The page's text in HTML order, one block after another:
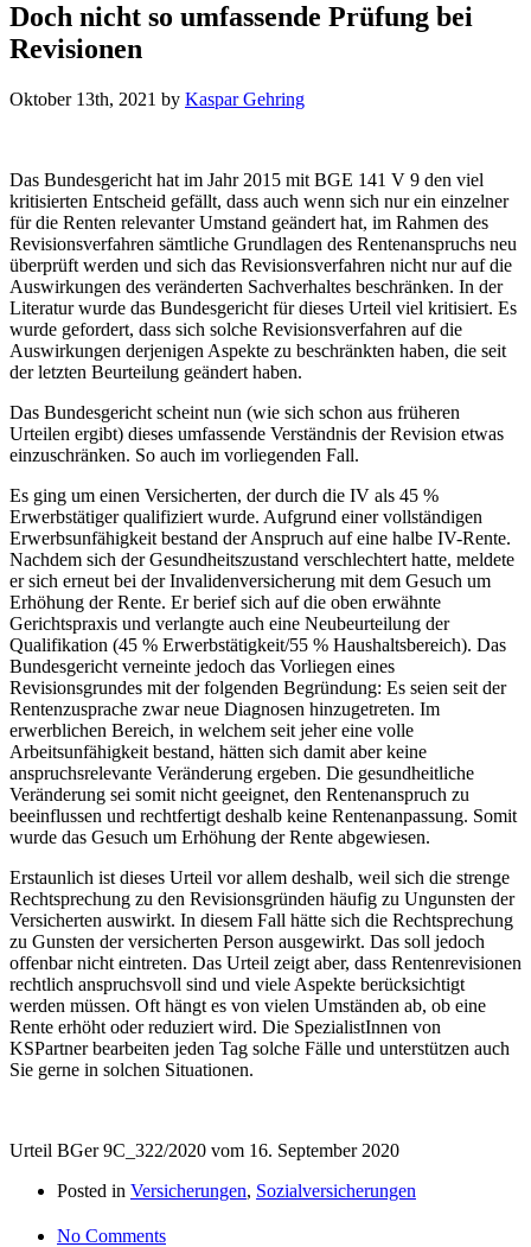
Doch nicht so umfassende Prüfung bei
Revisionen
Oktober 13th, 2021 by Kaspar Gehring
Das Bundesgericht hat im Jahr 2015 mit BGE 141 V 9 den viel
kritisierten Entscheid gefällt, dass auch wenn sich nur ein einzelner
für die Renten relevanter Umstand geändert hat, im Rahmen des
Revisionsverfahren sämtliche Grundlagen des Rentenanspruchs neu
überprüft werden und sich das Revisionsverfahren nicht nur auf die
Auswirkungen des veränderten Sachverhaltes beschränken. In der
Literatur wurde das Bundesgericht für dieses Urteil viel kritisiert. Es
wurde gefordert, dass sich solche Revisionsverfahren auf die
Auswirkungen derjenigen Aspekte zu beschränkten haben, die seit
der letzten Beurteilung geändert haben.
Das Bundesgericht scheint nun (wie sich schon aus früheren
Urteilen ergibt) dieses umfassende Verständnis der Revision etwas
einzuschränken. So auch im vorliegenden Fall.
Es ging um einen Versicherten, der durch die IV als 45 %
Erwerbstätiger qualifiziert wurde. Aufgrund einer vollständigen
Erwerbsunfähigkeit bestand der Anspruch auf eine halbe IV-Rente.
Nachdem sich der Gesundheitszustand verschlechtert hatte, meldete
er sich erneut bei der Invalidenversicherung mit dem Gesuch um
Erhöhung der Rente. Er berief sich auf die oben erwähnte
Gerichtspraxis und verlangte auch eine Neubeurteilung der
Qualifikation (45 % Erwerbstätigkeit/55 % Haushaltsbereich). Das
Bundesgericht verneinte jedoch das Vorliegen eines
Revisionsgrundes mit der folgenden Begründung: Es seien seit der
Rentenzusprache zwar neue Diagnosen hinzugetreten. Im
erwerblichen Bereich, in welchem seit jeher eine volle
Arbeitsunfähigkeit bestand, hätten sich damit aber keine
anspruchsrelevante Veränderung ergeben. Die gesundheitliche
Veränderung sei somit nicht geeignet, den Rentenanspruch zu
beeinflussen und rechtfertigt deshalb keine Rentenanpassung. Somit
wurde das Gesuch um Erhöhung der Rente abgewiesen.
Erstaunlich ist dieses Urteil vor allem deshalb, weil sich die strenge
Rechtsprechung zu den Revisionsgründen häufig zu Ungunsten der
Versicherten auswirkt. In diesem Fall hätte sich die Rechtsprechung
zu Gunsten der versicherten Person ausgewirkt. Das soll jedoch
offenbar nicht eintreten. Das Urteil zeigt aber, dass Rentenrevisionen
rechtlich anspruchsvoll sind und viele Aspekte berücksichtigt
werden müssen. Oft hängt es von vielen Umständen ab, ob eine
Rente erhöht oder reduziert wird. Die SpezialistInnen von
KSPartner bearbeiten jeden Tag solche Fälle und unterstützen auch
Sie gerne in solchen Situationen.
Urteil BGer 9C_322/2020 vom 16. September 2020
Posted in Versicherungen, Sozialversicherungen
No Comments